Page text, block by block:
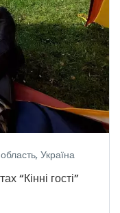
Україна
“Кінні гості”